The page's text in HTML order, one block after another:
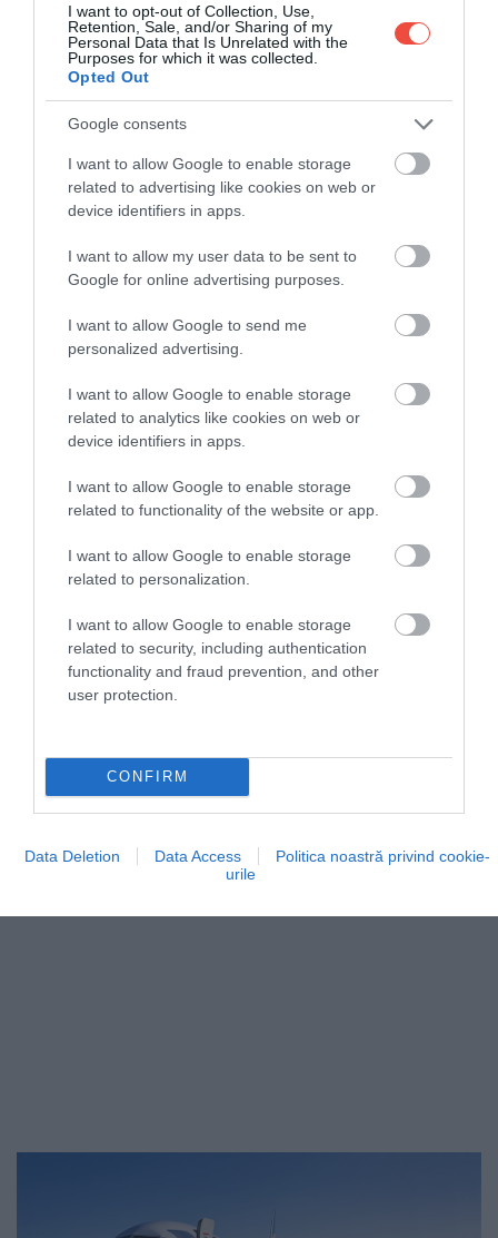
I want to opt-out of Collection, Use,
Retention, Sale, and/or Sharing of my
Personal Data that Is Unrelated with the
Purposes for which it was collected.
Opted Out
Google consents
I want to allow Google to enable storage
related to advertising like cookies on web or
device identifiers in apps.
I want to allow my user data to be sent to
Google for online advertising purposes.
I want to allow Google to send me
personalized advertising.
I want to allow Google to enable storage
related to analytics like cookies on web or
device identifiers in apps.
I want to allow Google to enable storage
related to functionality of the website or app.
I want to allow Google to enable storage
related to personalization.
I want to allow Google to enable storage
related to security, including authentication
functionality and fraud prevention, and other
user protection.
CONFIRM
Data Deletion Data Access
Politica noastră privind cookie-
urile
Foto:Shutterstock
Subiectul vine după ce au fost reamintite și
obiectele pe care Ryanair nu le acceptă în valize și în
bagajele de mână. Pe listă se află armele, armele de
dar și obiectele care pot provoca răni grave sau care
pot părea capabile să facă acest lucru. Din
discuția a alunecat rapid și spre felul
în care se desfășoară îmbarcarea.Un turist a spus
că nu a înțeles niciodată de ce liniile aeriene nu
avionului, considerând că astfel procesul ar fi mult
mai rapid.